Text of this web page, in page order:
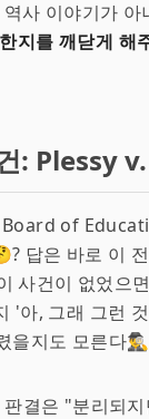
사 이야기가 아
지를 깨닫게 해
: Plessy
of
답은 바로 이
사건이 없었으
'아, 그래 그런
을지도 모른다
결은 "분리되